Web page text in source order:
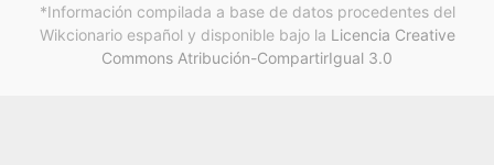
*Información compilada a base de datos procedentes del
Wikcionario español y disponible bajo la Licencia Creative
Commons Atribución-CompartirIgual 3.0